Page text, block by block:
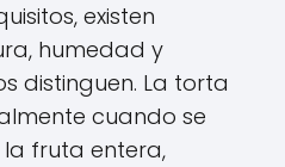
existen
humedad y
distinguen. La torta
cuando se
fruta entera,